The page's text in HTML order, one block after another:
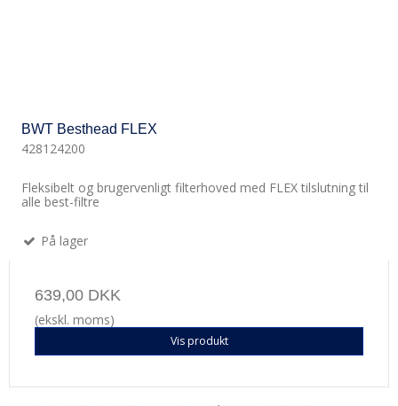
BWT Besthead FLEX
428124200
Fleksibelt og brugervenligt filterhoved med FLEX tilslutning til
alle best-filtre
På lager
639,00 DKK
(ekskl. moms)
Vis produkt